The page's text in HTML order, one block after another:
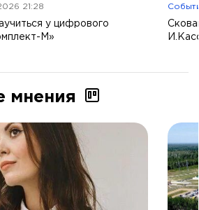
21:28
у цифрового
М»
мнения